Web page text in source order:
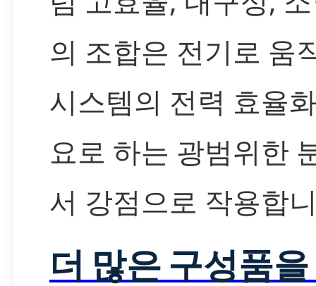
의 조합은 전기로 움
시스템의 전력 효율
요로 하는 광범위한
서 강점으로 작용합
더 많은 구성품